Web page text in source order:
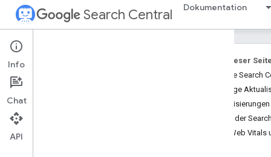
Search Central Dokumentation
Letzte Blogposts
Informationen über uns
Archivieren
Weitere Ressourcen
Unseren RSS-Feed abonnieren
Auf dieser Seite
Google Search
Wichtige
Neu in der
Core Web
Info
Chat
API